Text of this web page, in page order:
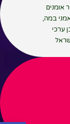
אומנים
במה,
ערכי